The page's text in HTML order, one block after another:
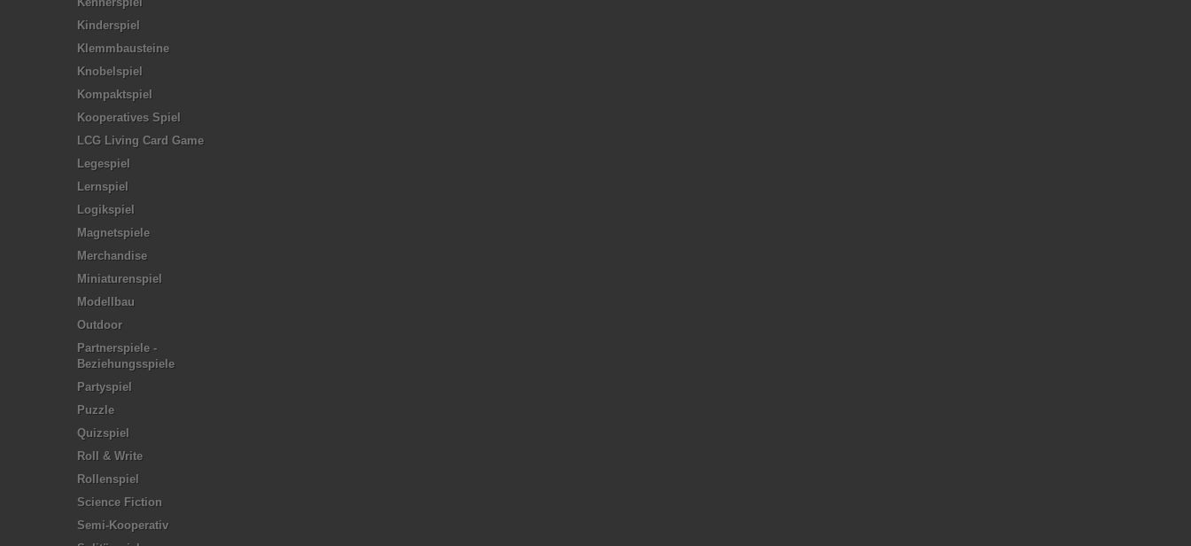
Kinderspiel
Klemmbausteine
Knobelspiel
Kompaktspiel
Kooperatives Spiel
LCG Living Card Game
Legespiel
Lernspiel
Logikspiel
Magnetspiele
Merchandise
Miniaturenspiel
Modellbau
Outdoor
Partnerspiele -
Beziehungsspiele
Partyspiel
Puzzle
Quizspiel
Roll & Write
Rollenspiel
Science Fiction
Semi-Kooperativ